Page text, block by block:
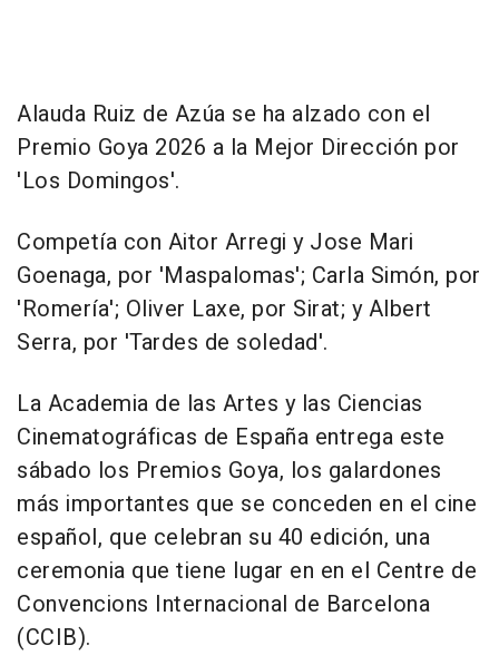
Alauda Ruiz de Azúa se ha alzado con el
Premio Goya 2026 a la Mejor Dirección por
'Los Domingos'.
Competía con Aitor Arregi y Jose Mari
Goenaga, por 'Maspalomas'; Carla Simón, por
'Romería'; Oliver Laxe, por Sirat; y Albert
Serra, por 'Tardes de soledad'.
La Academia de las Artes y las Ciencias
Cinematográficas de España entrega este
sábado los Premios Goya, los galardones
más importantes que se conceden en el cine
español, que celebran su 40 edición, una
ceremonia que tiene lugar en en el Centre de
Convencions Internacional de Barcelona
(CCIB).